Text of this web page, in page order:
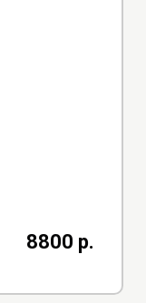
8800 р.